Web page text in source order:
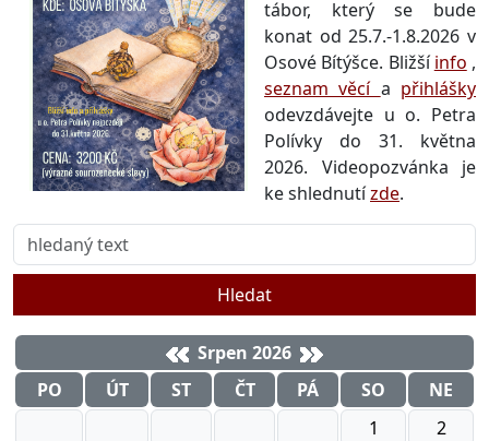
tábor, který se bude
konat od 25.7.-1.8.2026 v
Osové Bítýšce. Bližšíinfo ,
seznam věcí a přihlášky
odevzdávejte u o. Petra
Polívky do 31. května
2026. Videopozvánka je
ke shlednutízde.
Hledat
Srpen 2026
PO
ÚT ST ČT PÁ SO
NE
1
2